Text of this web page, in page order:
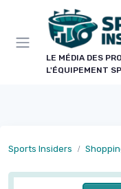
LE MÉDIA DES
L'ÉQUIPEMENT
Sports Insiders
Panneau de gestion